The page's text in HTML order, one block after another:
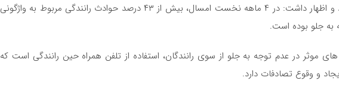
بسیاری از تصادفات برشمرد و اظهار داشت: در ۴ ماهه نخست امسال، بیش از ۴۳ درصد حوادث رانندگی مربوط به واژگونی
به جلو بوده است.
موثر در عدم توجه به جلو از سوی رانندگان، استفاده از تلفن همراه حین رانندگی است که
و وقوع تصادفات دارد.